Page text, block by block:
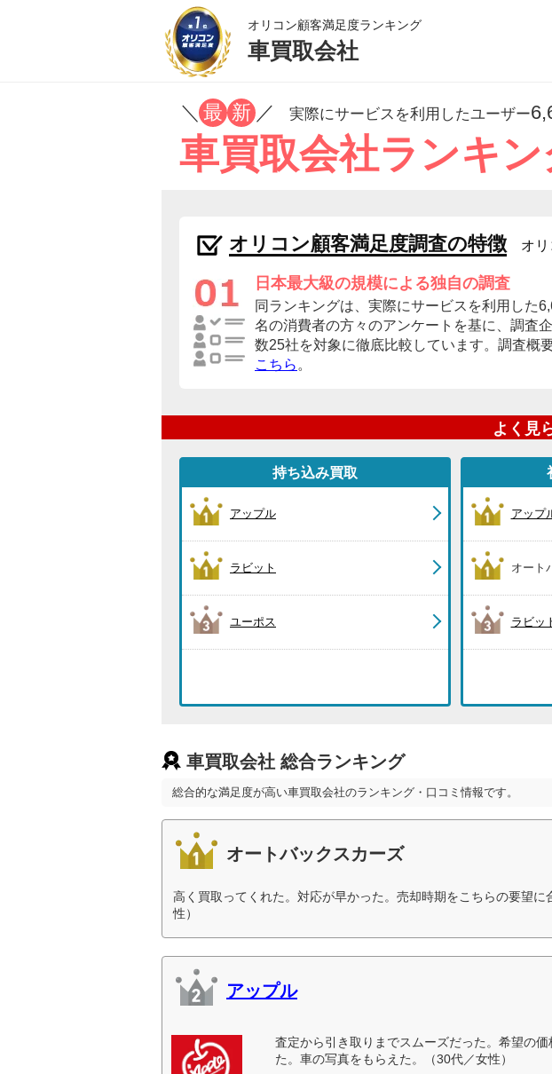
オリコン顧客満足度ランキング
車買取会社
／ 最 新 ／ 実際にサービスを利用したユーザー
車買取会社ランキン
オリコン顧客満足度調査の特徴 オ
日本最大級の規模による独自の調査
同ランキングは、実際にサービスを利用した
名の消費者の方々のアンケートを基に、調査
数25社を対象に徹底比較しています。調査概
こちら 。
よく見
持ち込み買取
アップル
ラビット
ユーポス
アップ
オート
ラビッ
車買取会社 総合ランキング
総合的な満足度が高い車買取会社のランキング・口コミ情報です。
オートバックスカーズ
高く買取ってくれた。対応が早かった。売却時期をこちらの要望に
性）
アップル
査定から引き取りまでスムーズだった。希望の価
た。車の写真をもらえた。（30代／女性）